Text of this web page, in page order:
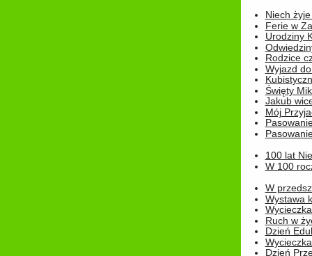
Niech
Ferie w
Urodziny
Rodzice
Wyjazd
Święty
Jakub
Mój
100 lat
W 100
W
Wystawa
Ruch w
Dzień
Dzień